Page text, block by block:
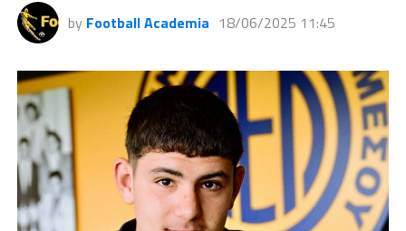
by Football Academia 18/06/2025 11:45